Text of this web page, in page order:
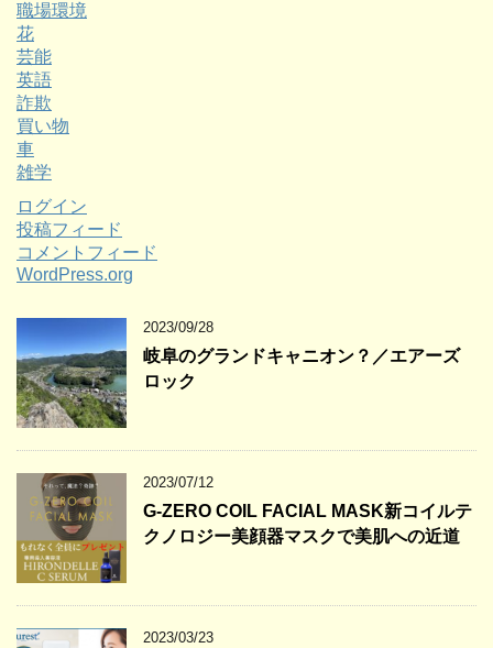
職場環境
花
芸能
英語
詐欺
買い物
車
雑学
ログイン
投稿フィード
コメントフィード
WordPress.org
2023/09/28
岐阜のグランドキャニオン？／エアーズ
ロック
2023/07/12
G-ZERO COIL FACIAL MASK新コイルテ
クノロジー美顔器マスクで美肌への近道
2023/03/23